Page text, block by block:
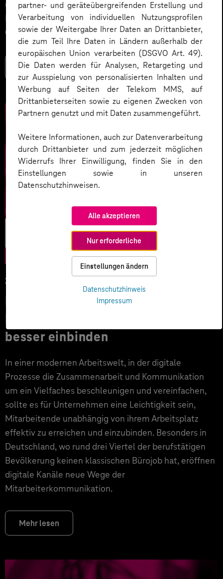
partner- und geräteübergreifenden Erstellung und
Verarbeitung von individuellen Nutzungsprofilen
sowie der Weitergabe Ihrer Daten an Drittanbieter,
die zum Teil Ihre Daten in Ländern außerhalb der
europäischen Union verarbeiten (DSGVO Art. 49).
Die Daten werden für Analysen, Retargeting und
zur Ausspielung von personalisierten Inhalten und
Werbung auf Seiten der Telekom MMS, auf
Drittanbieterseiten sowie zu eigenen Zwecken von
Partnern genutzt und mit Daten zusammengeführt.
Weitere Informationen, auch zur Datenverarbeitung
durch Drittanbieter und zum jederzeit möglichen
Widerrufs Ihrer Einwilligung, finden Sie in den
Einstellungen sowie in unseren
Datenschutzhinweisen.
Alle akzeptieren
Nur erforderliche
Einstellungen ändern
Datenschutzhinweis
Impressum
unabhängig von Unternehmensgröße oder
Kompetenz? Indem sie sich zusammenschließen und
Co-Innovationen strategisch fördern.
Mehr lesen
29.08.2023
Non-Desk-Worker dank digitaler
Mitarbeiter-Kommunikation
besser einbinden
In einer modernen Arbeitswelt, in der digitale
Prozesse die Zusammenarbeit und Kommunikation
um ein Vielfaches beschleunigen und vereinfachen,
sollte es für Unternehmen eine Leichtigkeit sein,
Mitarbeitende unabhängig von ihrem Arbeitsplatz
effektiv zu erreichen und einzubinden. Besonders in
Deutschland, wo rund drei Viertel der berufstätigen
Bevölkerung keinen klassischen Bürojob hat, eröffnen
digitale Kanäle neue Wege der
Mitarbeiterkommunikation.
Mehr lesen